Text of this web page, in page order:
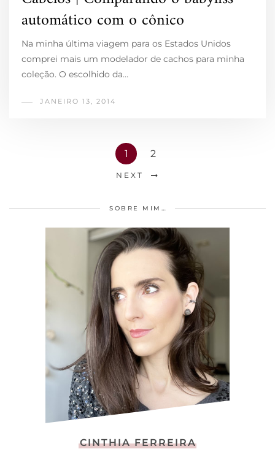
automático com o cônico
Na minha última viagem para os Estados Unidos
comprei mais um modelador de cachos para minha
coleção. O escolhido da…
JANEIRO 13, 2014
1 2
NEXT
SOBRE MIM…
CINTHIA FERREIRA